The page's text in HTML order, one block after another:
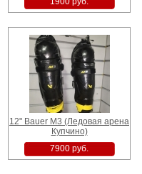
12" Bauer M3 (Ледовая арена
Купчино)
7900 руб.